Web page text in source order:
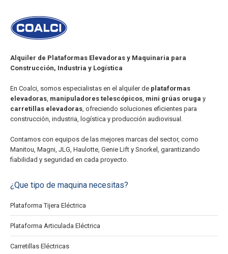
Alquiler de Plataformas Elevadoras y Maquinaria para
Construcción, Industria y Logística
En Coalci, somos especialistas en el alquiler de plataformas
elevadoras, manipuladores telescópicos, mini grúas oruga y
carretillas elevadoras, ofreciendo soluciones eficientes para
construcción, industria, logística y producción audiovisual.
Contamos con equipos de las mejores marcas del sector, como
Manitou, Magni, JLG, Haulotte, Genie Lift y Snorkel, garantizando
fiabilidad y seguridad en cada proyecto.
¿Que tipo de maquina necesitas?
Plataforma Tijera Eléctrica
Plataforma Articulada Eléctrica
Carretillas Eléctricas